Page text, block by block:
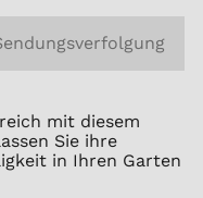
mit diesem
Sie ihre
in Ihren Garten